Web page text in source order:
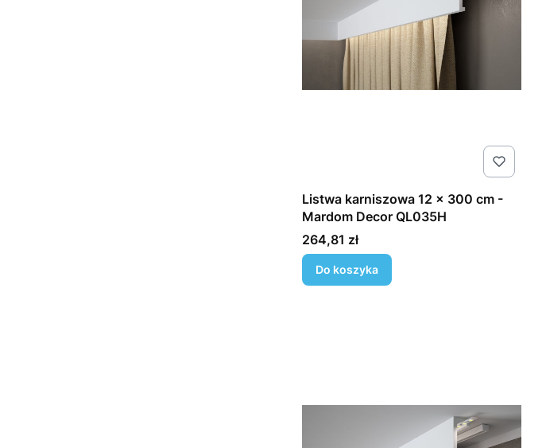
Listwa karniszowa 12 x 300 cm -
Mardom Decor QL035H
Cena
264,81 zł
Do koszyka